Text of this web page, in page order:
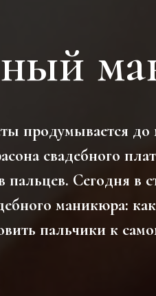
продумывается
свадебного
Сегодня в
маникюра:
пальчики к